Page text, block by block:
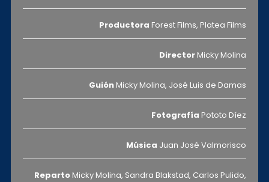
Productora Forest Films, Platea Films
DirectorMicky Molina
GuiónMicky Molina, José Luis de Damas
Fotografía Pototo Díez
Música Juan José Valmorisco
RepartoMicky Molina, Sandra Blakstad, Carlos Pulido,